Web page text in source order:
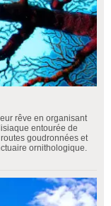
rêve en organisant
entourée de
goudronnées et
ornithologique.